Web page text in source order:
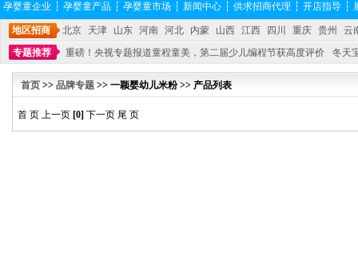
孕婴童企业 ┆ 孕婴童产品 ┆ 孕婴童市场 ┆ 新闻中心 ┆ 供求招商代理 ┆ 开店指导 ┆
地区招商 北京 天津 山东 河南 河北 内蒙 山西 江西 四川 重庆 贵州
云
专题推荐
重磅！央视专题报道童程童美，第二届少儿编程节获高度评价
冬天
不能再单纯地销售产品,而要向增强服务转型,毕竟母婴产品比较特殊。”
妇幼广场
首页 >> 品牌专题 >> 一颖婴幼儿米粉 >> 产品列表
首 页 上一页 [0] 下一页 尾 页